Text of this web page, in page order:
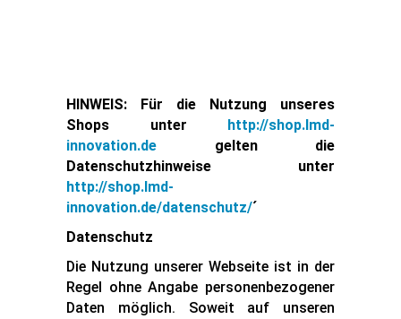
HINWEIS: Für die Nutzung unseres
Shops unter http://shop.lmd-
innovation.de gelten die
Datenschutzhinweise unter
http://shop.lmd-
innovation.de/datenschutz/´
Datenschutz
Die Nutzung unserer Webseite ist in der
Regel ohne Angabe personenbezogener
Daten möglich. Soweit auf unseren